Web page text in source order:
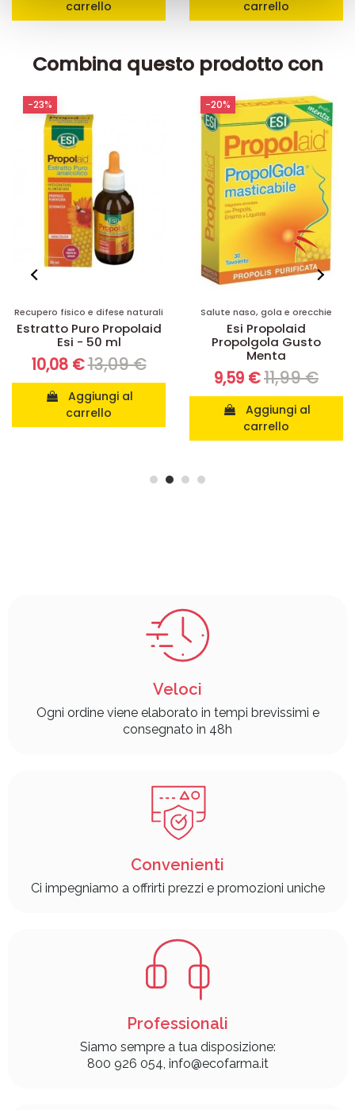
raccolto dal suo utilizzo dei loro servizi.
carrello
carrello
Combina questo prodotto con
Recupero fisico e difese naturali
Estratto Puro Propolaid
Esi - 50 ml
10,08 €13,09 €
carrello
-23%
Salute naso, gola e orecchie
Esi Propolaid
Propolgola Gusto
Menta
9,59 €11,99 €
carrello
-20%
Veloci
Ogni ordine viene elaborato in tempi brevissimi e
consegnato in 48h
Convenienti
Ci impegniamo a offrirti prezzi e promozioni uniche
Professionali
Siamo sempre a tua disposizione:
800 926 054, info@ecofarma.it